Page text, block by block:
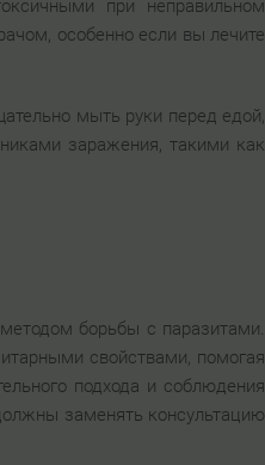
при неправильном
особенно если вы лечите
мыть руки перед едой,
заражения, такими как
борьбы с паразитами.
свойствами, помогая
подхода и соблюдения
заменять консультацию